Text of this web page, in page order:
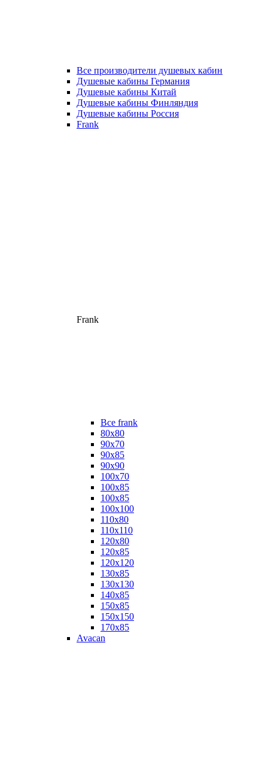
Все производители душевых кабин
Душевые кабины Германия
Душевые кабины Китай
Душевые кабины Финляндия
Душевые кабины Россия
Frank
Frank
Все frank
80х80
90х70
90х85
90х90
100х70
100х85
100х85
100х100
110х80
110х110
120х80
120х85
120х120
130х85
130х130
140х85
150х85
150х150
170х85
Avacan